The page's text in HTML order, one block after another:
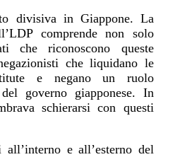
divisiva in Giappone. La
’LDP comprende non solo
che riconoscono queste
che liquidano le
e negano un ruolo
governo giapponese. In
schierarsi con questi
all’interno e all’esterno del